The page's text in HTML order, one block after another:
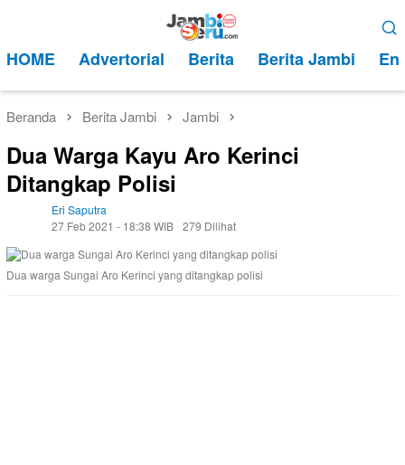
kontenMobile
HOME Advertorial Berita Berita Jambi
Beranda Berita Jambi Jambi
Dua Warga Kayu Aro Kerinci
Ditangkap Polisi
Eri Saputra
27 Feb 2021 - 18:38 WIB 279 Dilihat
Dua warga Sungai Aro Kerinci yang ditangkap polisi